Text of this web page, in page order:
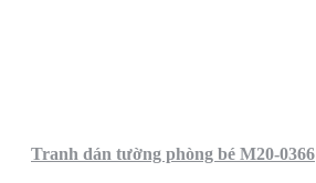
Tranh dán tường phòng bé M20-0366